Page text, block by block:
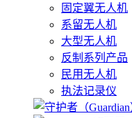
固定翼无人机
系留无人机
大型无人机
反制系列产品
民用无人机
执法记录仪